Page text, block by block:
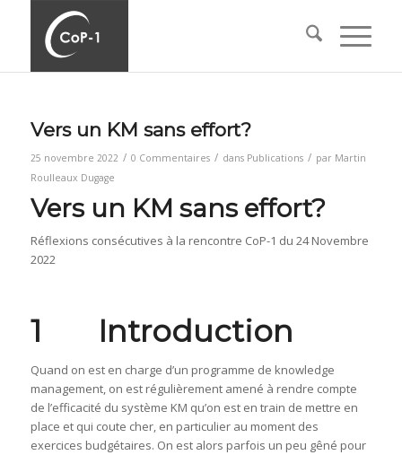
Vers un KM sans effort?
25 novembre 2022 / 0 Commentaires / dans Publications / par Martin
Roulleaux Dugage
Vers un KM sans effort?
Réflexions consécutives à la rencontre CoP-1 du 24 Novembre
2022
1 Introduction
Quand on est en charge d’un programme de knowledge
management, on est régulièrement amené à rendre compte
de l’efficacité du système KM qu’on est en train de mettre en
place et qui coute cher, en particulier au moment des
exercices budgétaires. On est alors parfois un peu gêné pour